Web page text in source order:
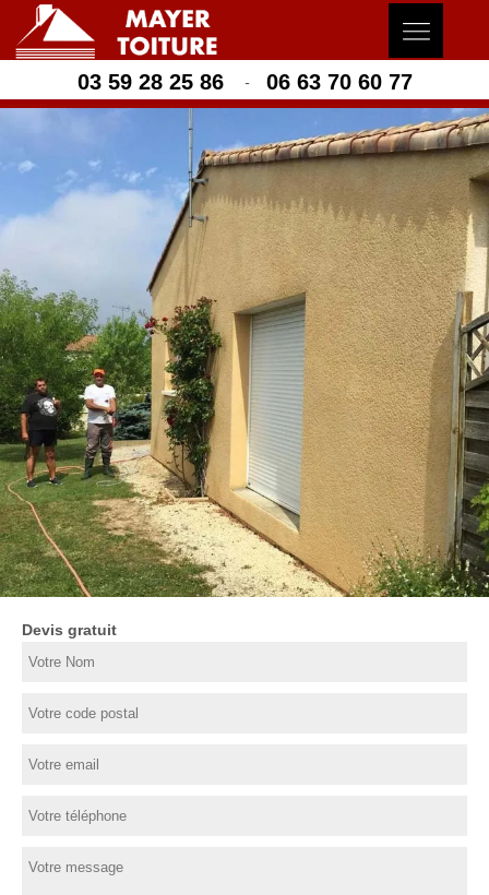
03 59 28 25 86 - 06 63 70 60 77
Devis gratuit